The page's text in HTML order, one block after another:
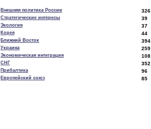
Внешняя политика России 326
Стратегические интересы 39
Экология 37
Корея 44
Ближний Восток 394
Украина 259
Экономическая интеграция 108
СНГ 352
Прибалтика 96
Европейский союз 85